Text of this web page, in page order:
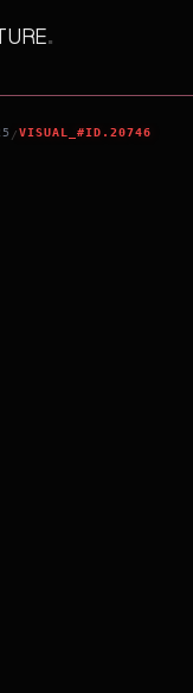
.
/VISUAL_#ID.20746
OF PARADISE